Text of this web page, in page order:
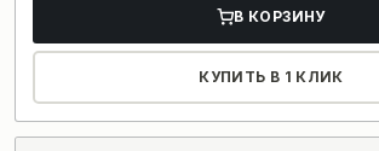
В КОРЗИНУ
КУПИТЬ В 1 КЛИК